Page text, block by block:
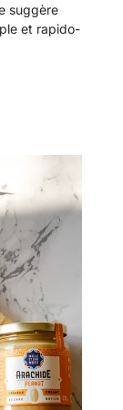
suggère
et rapido-